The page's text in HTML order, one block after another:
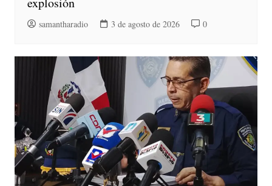
samantharadio 3 de agosto de 2026 0